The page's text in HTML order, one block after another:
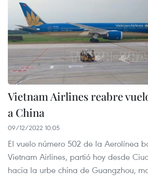
Vietnam Airlines reabre
a China
09/12/2022 10:05
El vuelo número 502 de la Aerolínea
Vietnam Airlines, partió hoy desde
hacia la urbe china de Guangzhou,